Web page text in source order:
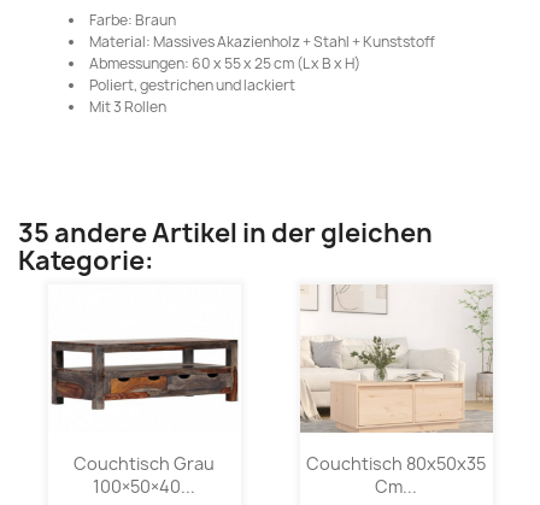
Farbe: Braun
Material: Massives Akazienholz + Stahl + Kunststoff
Abmessungen: 60 x 55 x 25 cm (L x B x H)
Poliert, gestrichen und lackiert
Mit 3 Rollen
35 andere Artikel in der gleichen
Kategorie:
Couchtisch Grau
100×50×40...
Couchtisch 80x50x35
Cm...